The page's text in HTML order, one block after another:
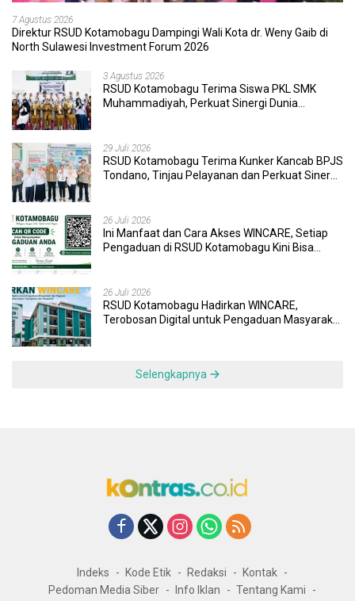
7 Agustus 2026
Direktur RSUD Kotamobagu Dampingi Wali Kota dr. Weny Gaib di
North Sulawesi Investment Forum 2026
3 Agustus 2026
RSUD Kotamobagu Terima Siswa PKL SMK
Muhammadiyah, Perkuat Sinergi Dunia
29 Juli 2026
RSUD Kotamobagu Terima Kunker Kancab BPJS
Tondano, Tinjau Pelayanan dan Perkuat Sinergi
26 Juli 2026
Ini Manfaat dan Cara Akses WINCARE, Setiap
Pengaduan di RSUD Kotamobagu Kini Bisa
26 Juli 2026
RSUD Kotamobagu Hadirkan WINCARE,
Terobosan Digital untuk Pengaduan Masyarakat
Selengkapnya
Indeks Kode Etik Redaksi
Kontak
Pedoman Media Siber
Info Iklan
Tentang Kami